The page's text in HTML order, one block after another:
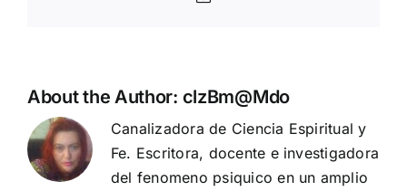
About the Author: clzBm@Mdo
Canalizadora de Ciencia Espiritual y
Fe. Escritora, docente e investigadora
del fenomeno psiquico en un amplio